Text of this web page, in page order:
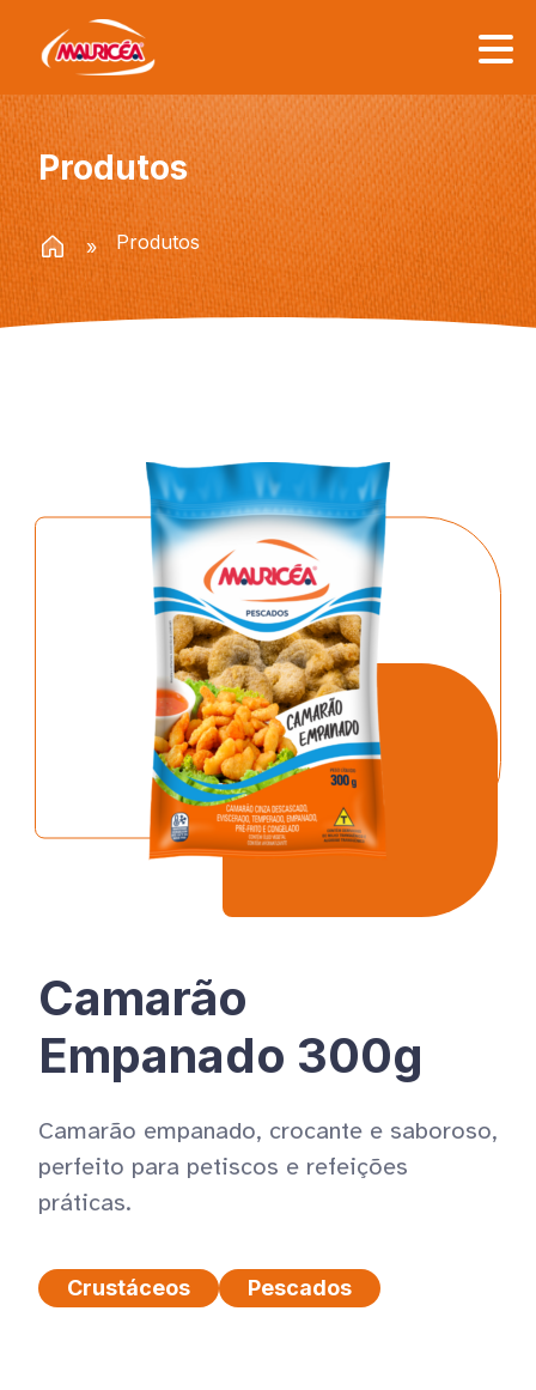
Institucional
Mauricéa
Procedência e Qualidade
Canal de denúncia
Relatório de Igualdade Salarial
Produtos
Receitas
Loja
Trabalhe conosco
Contato
Produtos
Produtos
Camarão
Empanado 300g
Camarão empanado, crocante e saboroso,
perfeito para petiscos e refeições
práticas.
Crustáceos Pescados